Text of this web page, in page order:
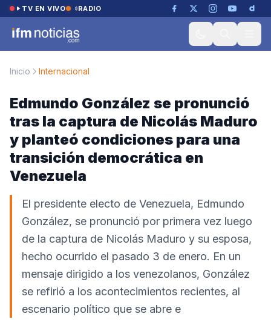
Saltar al contenido
TV EN VIVO RADIO
Inicio Internacional
Edmundo González se pronunció
tras la captura de Nicolás Maduro
y planteó condiciones para una
transición democrática en
Venezuela
El presidente electo de Venezuela, Edmundo
González, se pronunció por primera vez luego
de la captura de Nicolás Maduro y su esposa,
hecho ocurrido el pasado 3 de enero. En un
mensaje dirigido a los venezolanos, González
se refirió a los acontecimientos recientes, al
escenario político que se abre e